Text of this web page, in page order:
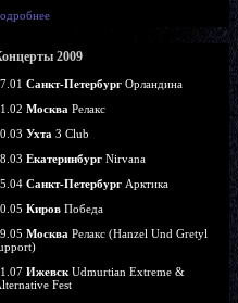
2009
Санкт-Петербург Орландина
Москва Релакс
Ухта 3 Club
Екатеринбург Nirvana
Санкт-Петербург Арктика
Киров Победа
Москва Релакс (Hanzel Und Gretyl
Ижевск Udmurtian Extreme &
Fest